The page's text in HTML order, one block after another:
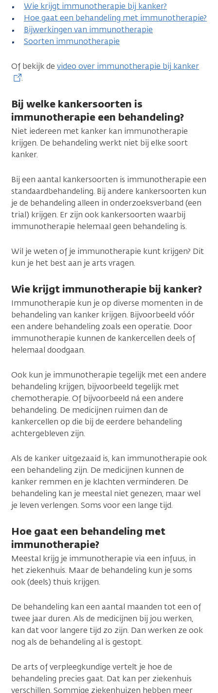
Wie krijgt immunotherapie bij kanker?
Hoe gaat een behandeling met immunotherapie?
Bijwerkingen van immunotherapie
Soorten immunotherapie
Of bekijk de video over immunotherapie bij kanker
.
Bij welke kankersoorten is
immunotherapie een behandeling?
Niet iedereen met kanker kan immunotherapie
krijgen. De behandeling werkt niet bij elke soort
kanker.
Bij een aantal kankersoorten is immunotherapie een
standaardbehandeling. Bij andere kankersoorten kun
je de behandeling alleen in onderzoeksverband (een
trial) krijgen. Er zijn ook kankersoorten waarbij
immunotherapie helemaal geen behandeling is.
Wil je weten of je immunotherapie kunt krijgen? Dit
kun je het best aan je arts vragen.
Wie krijgt immunotherapie bij kanker?
Immunotherapie kun je op diverse momenten in de
behandeling van kanker krijgen. Bijvoorbeeld vóór
een andere behandeling zoals een operatie. Door
immunotherapie kunnen de kankercellen deels of
helemaal doodgaan.
Ook kun je immunotherapie tegelijk met een andere
behandeling krijgen, bijvoorbeeld tegelijk met
chemotherapie. Of bijvoorbeeld ná een andere
behandeling. De medicijnen ruimen dan de
kankercellen op die bij de eerdere behandeling
achtergebleven zijn.
Als de kanker uitgezaaid is, kan immunotherapie ook
een behandeling zijn. De medicijnen kunnen de
kanker remmen en je klachten verminderen. De
behandeling kan je meestal niet genezen, maar wel
je leven verlengen. Soms voor een lange tijd.
Hoe gaat een behandeling met
immunotherapie?
Meestal krijg je immunotherapie via een infuus, in
het ziekenhuis. Maar de behandeling kun je soms
ook (deels) thuis krijgen.
De behandeling kan een aantal maanden tot een of
twee jaar duren. Als de medicijnen bij jou werken,
kan dat voor langere tijd zo zijn. Dan werken ze ook
nog als de behandeling al is gestopt.
De arts of verpleegkundige vertelt je hoe de
behandeling precies gaat. Dat kan per ziekenhuis
verschillen. Sommige ziekenhuizen hebben meer